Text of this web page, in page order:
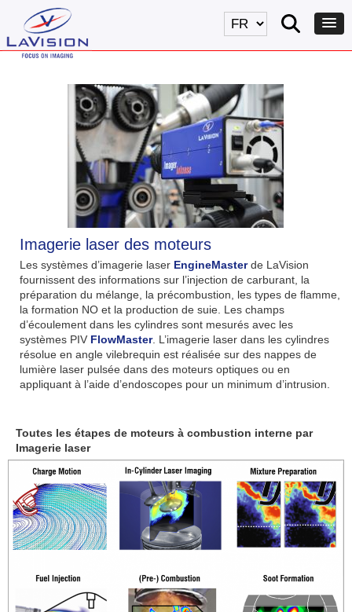
Imagerie laser des moteurs
Les systèmes d’imagerie laser EngineMasterde LaVision
fournissent des informations sur l’injection de carburant, la
préparation du mélange, la précombustion, les types de flamme,
la formation NO et la production de suie. Les champs
d’écoulement dans les cylindres sont mesurés avec les
systèmes PIV FlowMaster. L’imagerie laser dans les cylindres
résolue en angle vilebrequin est réalisée sur des nappes de
lumière laser pulsée dans des moteurs optiques ou en
appliquant à l’aide d’endoscopes pour un minimum d’intrusion.
Toutes les étapes de moteurs à combustion interne par
Imagerie laser